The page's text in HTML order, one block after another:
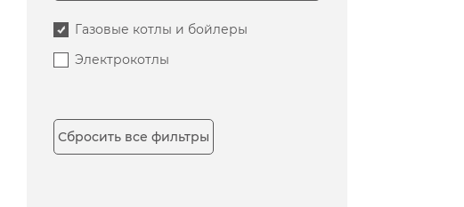
Газовые котлы и бойлеры
Электрокотлы
Сбросить все фильтры